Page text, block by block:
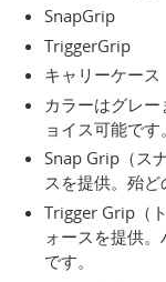
SnapGrip
TriggerGrip
キャリーケース
カラーはグレ
ョイス可能です。
Snap Grip（ス
スを提供。殆ど
Trigger Grip（
ォースを提供
です。